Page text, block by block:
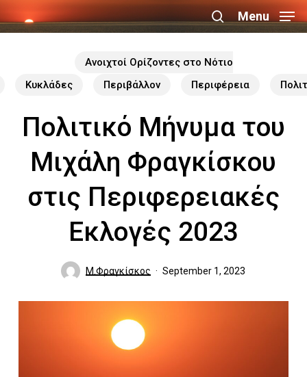
to
content
search
Menu
Ανοιχτοί Ορίζοντες στο Νότιο
Κυκλάδες
Περιβάλλον Περιφέρεια
Πολιτικό Μήνυμα του
Μιχάλη Φραγκίσκου
στις Περιφερειακές
Εκλογές 2023
Μ.Φραγκίσκος September 1, 2023